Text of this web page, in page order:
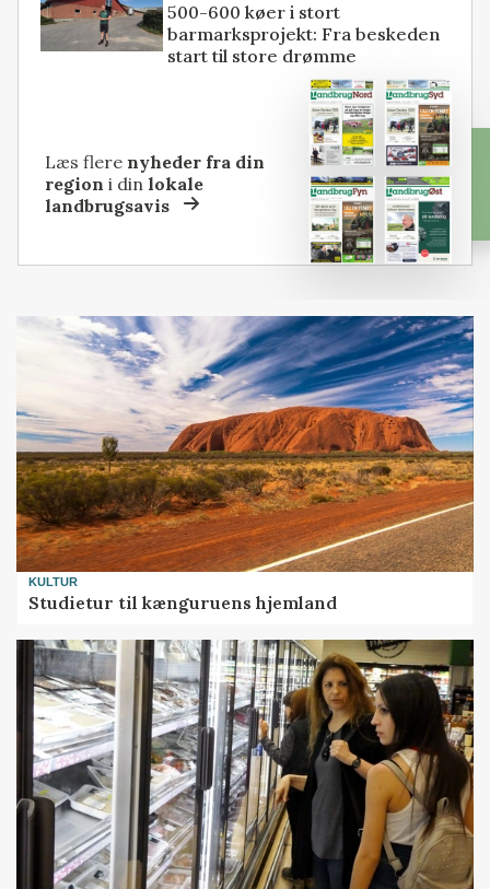
500-600 køer i stort
barmarksprojekt: Fra beskeden
start til store drømme
Læs flere nyheder fra din
region i dinlokale
landbrugsavis
KULTUR
Studietur til kænguruens hjemland